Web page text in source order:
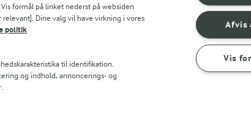
formål på linket nederst på websiden
Dine valg vil have virkning i vores
politik
til identifikation.
og indhold, annoncerings- og
Afvis
Vis